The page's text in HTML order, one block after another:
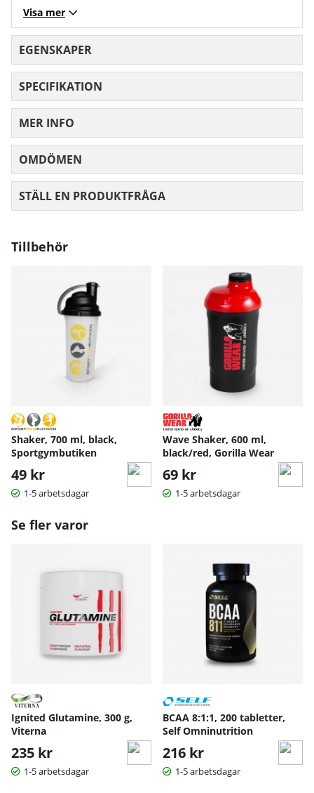
Visa mer
EGENSKAPER
SPECIFIKATION
MER INFO
OMDÖMEN
STÄLL EN PRODUKTFRÅGA
Tillbehör
Shaker, 700 ml, black,
Sportgymbutiken
49 kr
1-5 arbetsdagar
Wave Shaker, 600 ml,
black/red, Gorilla Wear
69 kr
1-5 arbetsdagar
Se fler varor
Ignited Glutamine, 300 g,
Viterna
235 kr
1-5 arbetsdagar
BCAA 8:1:1, 200 tabletter,
Self Omninutrition
216 kr
1-5 arbetsdagar